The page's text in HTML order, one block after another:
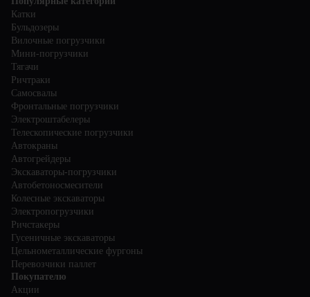
Катки
Бульдозеры
Вилочные погрузчики
Мини-погрузчики
Тягачи
Ричтраки
Самосвалы
Фронтальные погрузчики
Электроштабелеры
Телескопические погрузчики
Автокраны
Автогрейдеры
Экскаваторы-погрузчики
Автобетоносмесители
Колесные экскаваторы
Электропогрузчики
Ричстакеры
Гусеничные экскаваторы
Цельнометаллические фургоны
Перевозчики паллет
Покупателю
Акции